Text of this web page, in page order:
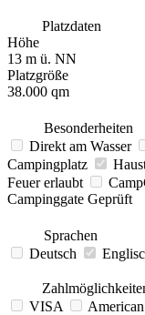
Platzdaten
Höhe
13 m ü. NN
Platzgröße
38.000 qm
Besonderheiten
Direkt am Wasser
Campingplatz
Feuer erlaubt
Campinggate Geprüft
Sprachen
Deutsch
VISA